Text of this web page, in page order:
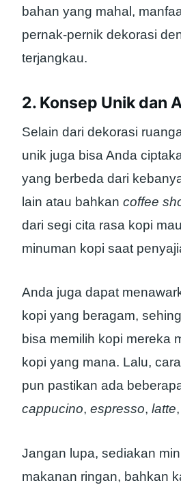
bahan yang mahal,
pernak-pernik dekorasi
terjangkau.
2. Konsep Unik dan
Selain dari dekorasi
unik juga bisa Anda
yang berbeda dari
lain atau bahkan coffee
dari segi cita rasa kopi
minuman kopi saat
Anda juga dapat
kopi yang beragam,
bisa memilih kopi mereka
kopi yang mana. Lalu,
pun pastikan ada
cappucino, espresso, latte
Jangan lupa, sediakan
makanan ringan, bahkan